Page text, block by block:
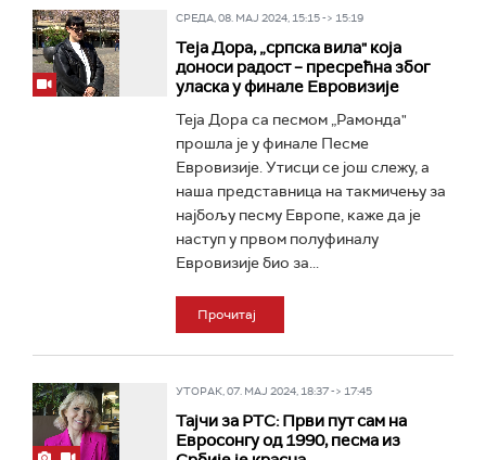
СРЕДА, 08. МАЈ 2024, 15:15 -> 15:19
Теја Дора, „српска вила" која
доноси радост – пресрећна због
уласка у финале Евровизије
Теја Дора са песмом „Рамонда"
прошла je у финале Песме
Евровизије. Утисци се још слежу, а
наша представница на такмичењу за
најбољу песму Европе, каже да је
наступ у првом полуфиналу
Евровизије био за...
Прочитај
УТОРАК, 07. МАЈ 2024, 18:37 -> 17:45
Тајчи за РТС: Први пут сам на
Евросонгу од 1990, песма из